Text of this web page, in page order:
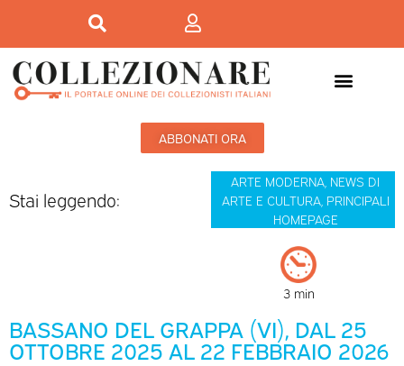
ABBONATI ORA
Stai leggendo:
ARTE MODERNA NEWS DI
ARTE E CULTURA, PRINCIPALI
HOMEPAGE
3 min
BASSANO DEL GRAPPA (VI), DAL 25
OTTOBRE 2025 AL 22 FEBBRAIO 2026